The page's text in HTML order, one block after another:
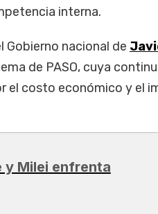
interna.
nacional de
de PASO, cuya
el costo económico y el
y Milei enfrenta